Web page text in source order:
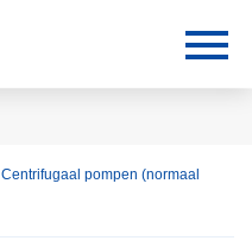
Centrifugaal pompen (normaal